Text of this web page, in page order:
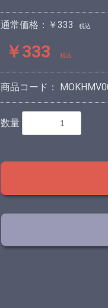
通常価格：￥333 税込
￥333 税込
商品コード：
数量